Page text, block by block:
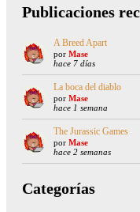
Publicaciones
A Breed Apart
por Mase
hace 7 días
La boca del diablo
por Mase
hace 1 semana
The Jurassic Games
por Mase
hace 2 semanas
Categorías